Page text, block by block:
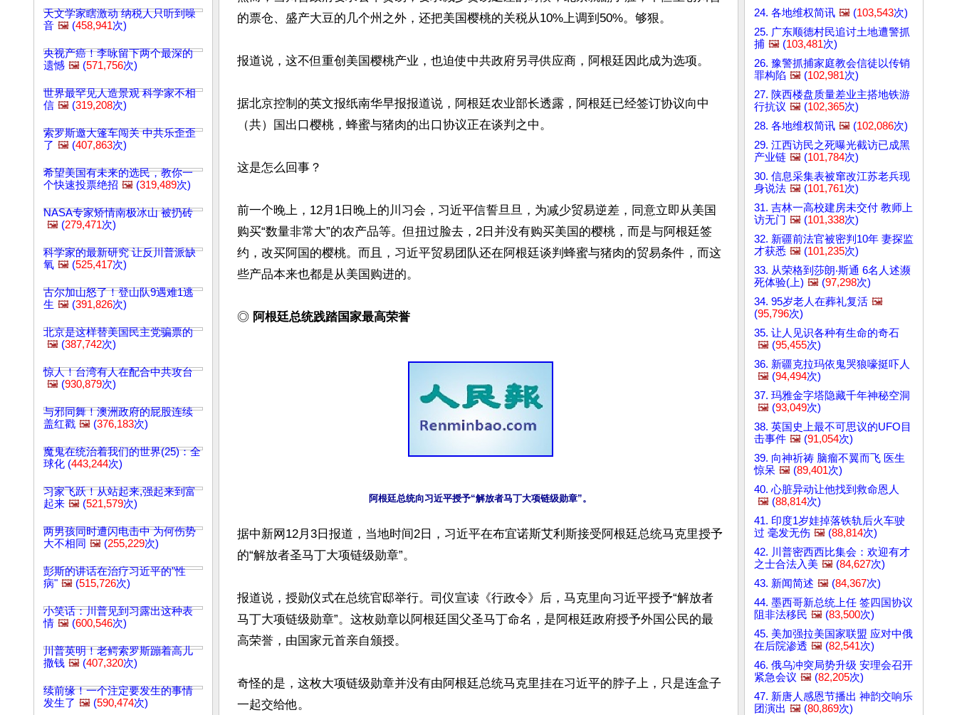
天文学家瞎激动 纳税人只听到噪
音 🖼️ (458,941次)
央视产癌！李咏留下两个最深的
遗憾 🖼️ (571,756次)
世界最罕见人造景观 科学家不相
信 🖼️ (319,208次)
索罗斯邀大篷车闯关 中共乐歪歪
了 🖼️ (407,863次)
希望美国有未来的选民，教你一
个快速投票绝招 🖼️ (319,489次)
NASA专家矫情南极冰山 被扔砖
🖼️ (279,471次)
科学家的最新研究 让反川普派缺
氧 🖼️ (525,417次)
古尔加山怒了！登山队9遇难1逃
生 🖼️ (391,826次)
北京是这样替美国民主党骗票的
🖼️ (387,742次)
惊人！台湾有人在配合中共攻台
🖼️ (930,879次)
与邪同舞！澳洲政府的屁股连续
盖红戳 🖼️ (376,183次)
魔鬼在统治着我们的世界(25)：全
球化 (443,244次)
习家飞跃！从站起来,强起来到富
起来 🖼️ (521,579次)
两男孩同时遭闪电击中 为何伤势
大不相同 🖼️ (255,229次)
彭斯的讲话在治疗习近平的"性
病" 🖼️ (515,726次)
小笑话：川普见到习露出这种表
情 🖼️ (600,546次)
川普英明！老鳄索罗斯蹦着高儿
撒钱 🖼️ (407,320次)
续前缘！一个注定要发生的事情
发生了 🖼️ (590,474次)
的票仓、盛产大豆的几个州之外，还把美国樱桃的关税从10%上调到50%。够狠。
报道说，这不但重创美国樱桃产业，也迫使中共政府另寻供应商，阿根廷因此成为选项。
据北京控制的英文报纸南华早报报道说，阿根廷农业部长透露，阿根廷已经签订协议向中
（共）国出口樱桃，蜂蜜与猪肉的出口协议正在谈判之中。
这是怎么回事？
前一个晚上，12月1日晚上的川习会，习近平信誓旦旦，为减少贸易逆差，同意立即从美国
购买“数量非常大”的农产品等。但扭过脸去，2日并没有购买美国的樱桃，而是与阿根廷签
约，改买阿国的樱桃。而且，习近平贸易团队还在阿根廷谈判蜂蜜与猪肉的贸易条件，而这
些产品本来也都是从美国购进的。
◎ 阿根廷总统践踏国家最高荣誉
阿根廷总统向习近平授予“解放者马丁大项链级勋章”。
据中新网12月3日报道，当地时间2日，习近平在布宜诺斯艾利斯接受阿根廷总统马克里授予
的“解放者圣马丁大项链级勋章”。
报道说，授勋仪式在总统官邸举行。司仪宣读《行政令》后，马克里向习近平授予“解放者
马丁大项链级勋章”。这枚勋章以阿根廷国父圣马丁命名，是阿根廷政府授予外国公民的最
高荣誉，由国家元首亲自颁授。
奇怪的是，这枚大项链级勋章并没有由阿根廷总统马克里挂在习近平的脖子上，只是连盒子
一起交给他。
24. 各地维权简讯 🖼️ (103,543次)
25. 广东顺德村民追讨土地遭警抓
捕 🖼️ (103,481次)
26. 豫警抓捕家庭教会信徒以传销
罪构陷 🖼️ (102,981次)
27. 陕西楼盘质量差业主搭地铁游
行抗议 🖼️ (102,365次)
28. 各地维权简讯 🖼️ (102,086次)
29. 江西访民之死曝光截访已成黑
产业链 🖼️ (101,784次)
30. 信息采集表被窜改江苏老兵现
身说法 🖼️ (101,761次)
31. 吉林一高校建房未交付 教师上
访无门 🖼️ (101,338次)
32. 新疆前法官被密判10年 妻探监
才获悉 🖼️ (101,235次)
33. 从荣格到莎朗‧斯通 6名人述濒
死体验(上) 🖼️ (97,298次)
34. 95岁老人在葬礼复活 🖼️
(95,796次)
35. 让人见识各种有生命的奇石
🖼️ (95,455次)
36. 新疆克拉玛依鬼哭狼嚎挺吓人
🖼️ (94,494次)
37. 玛雅金字塔隐藏千年神秘空洞
🖼️ (93,049次)
38. 英国史上最不可思议的UFO目
击事件 🖼️ (91,054次)
39. 向神祈祷 脑瘤不翼而飞 医生
惊呆 🖼️ (89,401次)
40. 心脏异动让他找到救命恩人
🖼️ (88,814次)
41. 印度1岁娃掉落铁轨后火车驶
过 毫发无伤 🖼️ (88,814次)
42. 川普密西西比集会：欢迎有才
之士合法入美 🖼️ (84,627次)
43. 新闻简述 🖼️ (84,367次)
44. 墨西哥新总统上任 签四国协议
阻非法移民 🖼️ (83,500次)
45. 美加强拉美国家联盟 应对中俄
在后院渗透 🖼️ (82,541次)
46. 俄乌冲突局势升级 安理会召开
紧急会议 🖼️ (82,205次)
47. 新唐人感恩节播出 神韵交响乐
团演出 🖼️ (80,869次)